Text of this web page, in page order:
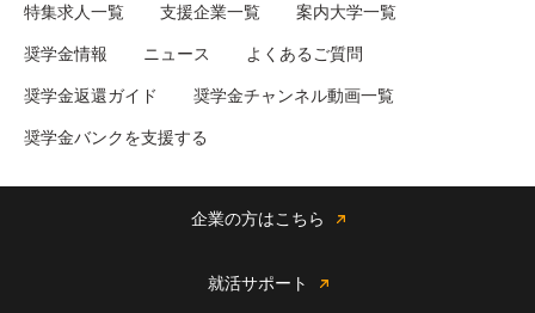
特集求人一覧 支援企業一覧 案内大学一覧
奨学金情報 ニュース よくあるご質問
奨学金返還ガイド 奨学金チャンネル動画一覧
奨学金バンクを支援する
企業の方はこちら
就活サポート